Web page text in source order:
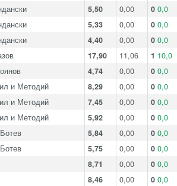
5,50 0,00 0 0,0
5,33 0,00 0 0,0
4,40 0,00 0 0,0
17,90 11,06 1 10,0
4,74 0,00 0 0,0
и Методий 8,29 0,00 0 0,0
и Методий 7,45 0,00 0 0,0
и Методий 5,92 0,00 0 0,0
5,84 0,00 0 0,0
5,75 0,00 0 0,0
8,71 0,00 0 0,0
8,46 0,00 0 0,0